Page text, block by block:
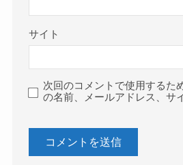
サイト
次回のコメントで使用するた
の名前、メールアドレス、サ